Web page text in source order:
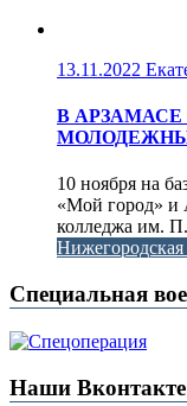
13.11.2022
В
10 ноября на
«Мой город» и
колледжа им.
Нижегородская
Специальная
Наши Вконтакте